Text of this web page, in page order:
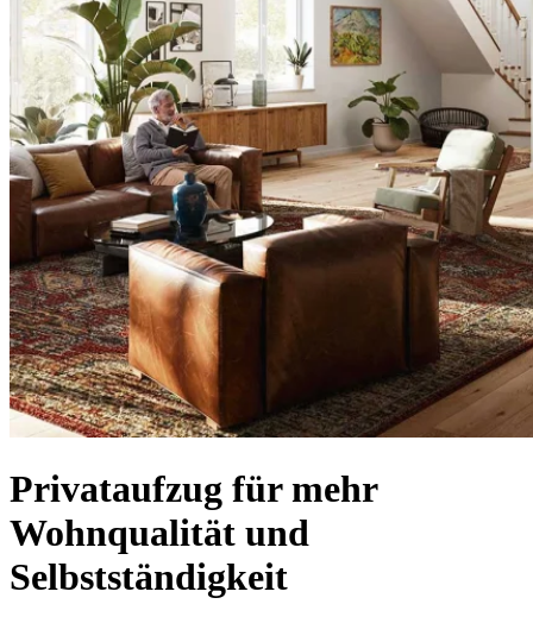
Privataufzug für mehr
Wohnqualität und
Selbstständigkeit